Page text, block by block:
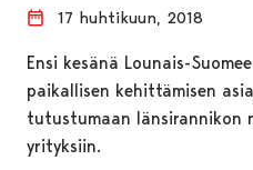
17 huhtikuun, 2018
Ensi kesänä Lounais-
paikallisen kehittämisen
tutustumaan länsirannikon
yrityksiin.